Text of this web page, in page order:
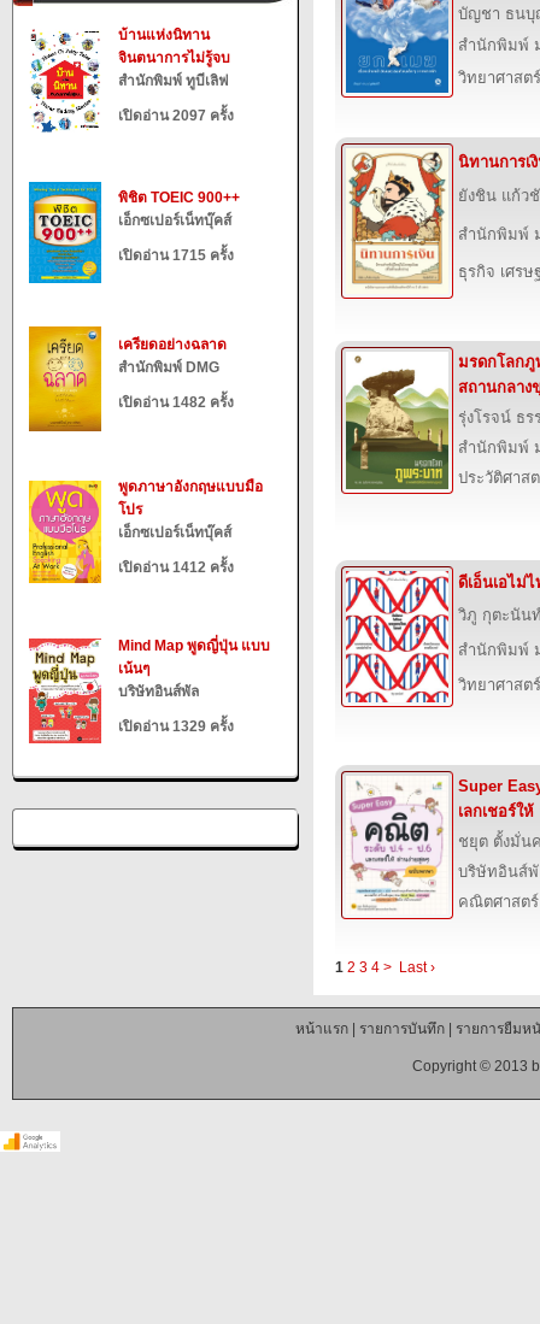
บ้านแห่งนิทาน
จินตนาการไม่รู้จบ
สำนักพิมพ์ ทูบีเลิฟ
เปิดอ่าน 2097 ครั้ง
พิชิต TOEIC 900++
เอ็กซเปอร์เน็ทบุ๊คส์
เปิดอ่าน 1715 ครั้ง
เครียดอย่างฉลาด
สำนักพิมพ์ DMG
เปิดอ่าน 1482 ครั้ง
พูดภาษาอังกฤษแบบมือ
โปร
เอ็กซเปอร์เน็ทบุ๊คส์
เปิดอ่าน 1412 ครั้ง
Mind Map พูดญี่ปุ่น แบบ
เน้นๆ
บริษัทอินส์พัล
เปิดอ่าน 1329 ครั้ง
บัญชา ธนบุ
สำนักพิมพ์
วิทยาศาสตร์
นิทานการเ
ยังชิน แก้ว
สำนักพิมพ์
ธุรกิจ เศรษ
มรดกโลกภู
สถานกลาง
รุ่งโรจน์ ธร
สำนักพิมพ์
ประวัติศาส
ดีเอ็นเอไม่
วิภู กุตะนัน
สำนักพิมพ์
วิทยาศาสตร์
Super
เลกเชอร์ใ
ชยุต ตั้งมั่น
บริษัทอินส์
คณิตศาสตร์
1 2 3 4 > Last ›
หน้าแรก| รายการบันทึก| รายการยืมห
Copyright © 2013